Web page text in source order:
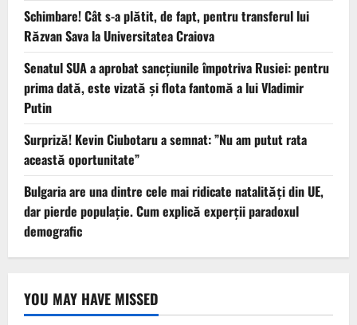
Schimbare! Cât s-a plătit, de fapt, pentru transferul lui
Răzvan Sava la Universitatea Craiova
Senatul SUA a aprobat sancțiunile împotriva Rusiei: pentru
prima dată, este vizată și flota fantomă a lui Vladimir
Putin
Surpriză! Kevin Ciubotaru a semnat: ”Nu am putut rata
această oportunitate”
Bulgaria are una dintre cele mai ridicate natalități din UE,
dar pierde populație. Cum explică experții paradoxul
demografic
YOU MAY HAVE MISSED